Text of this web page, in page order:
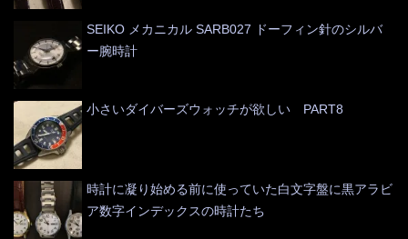
SEIKO メカニカル SARB027 ドーフィン針のシルバ
ー腕時計
小さいダイバーズウォッチが欲しい PART8
時計に凝り始める前に使っていた白文字盤に黒アラビ
ア数字インデックスの時計たち